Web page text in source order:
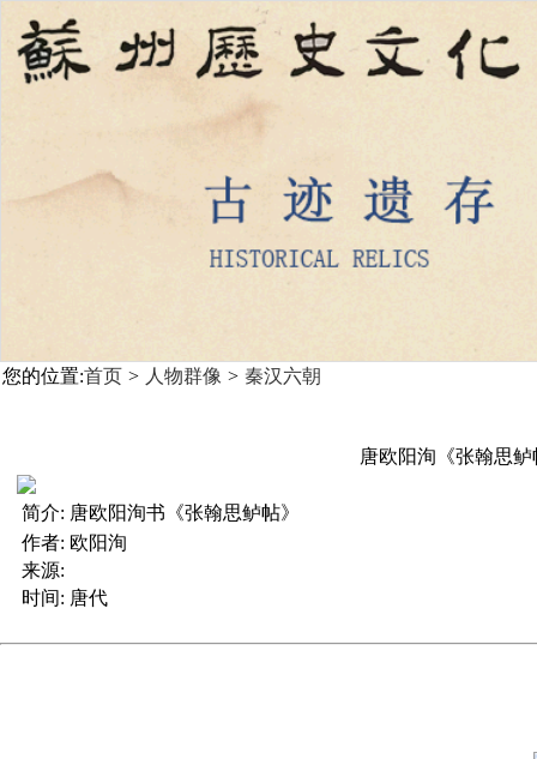
您的位置:首页 > 人物群像 > 秦汉六朝
唐欧阳洵《张翰思鲈
简介: 唐欧阳洵书《张翰思鲈帖》
作者: 欧阳洵
来源:
时间: 唐代